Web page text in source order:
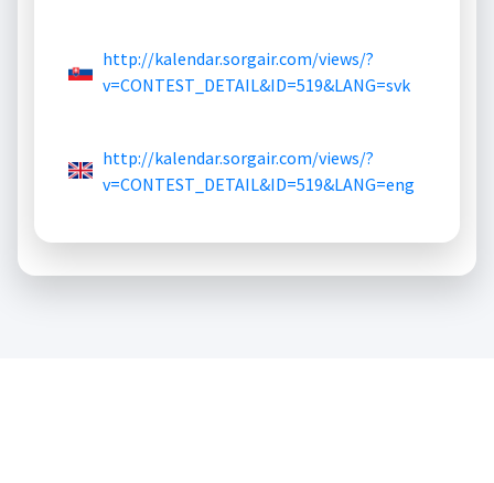
http://kalendar.sorgair.com/views/?
v=CONTEST_DETAIL&ID=519&LANG=svk
http://kalendar.sorgair.com/views/?
v=CONTEST_DETAIL&ID=519&LANG=eng